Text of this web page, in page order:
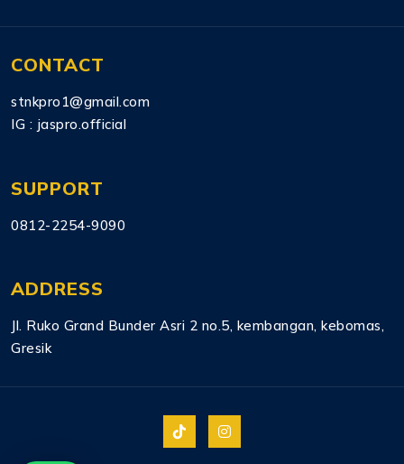
CONTACT
stnkpro1@gmail.com
IG : jaspro.official
SUPPORT
0812-2254-9090
ADDRESS
Jl. Ruko Grand Bunder Asri 2 no.5, kembangan, kebomas,
Gresik